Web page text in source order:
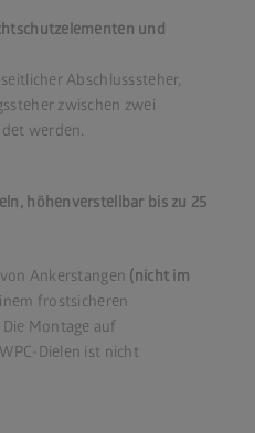
und
Abschlusssteher,
zwischen zwei
werden.
höhenverstellbar bis zu 25
Ankerstangen (nicht im
frostsicheren
Montage auf
Dielen ist nicht